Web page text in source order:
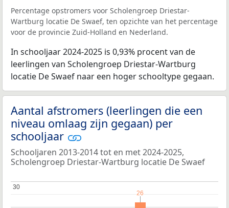
Percentage opstromers voor Scholengroep Driestar-
Wartburg locatie De Swaef, ten opzichte van het percentage
voor de provincie Zuid-Holland en Nederland.
In schooljaar 2024-2025 is 0,93% procent van de
leerlingen van Scholengroep Driestar-Wartburg
locatie De Swaef naar een hoger schooltype gegaan.
Aantal afstromers (leerlingen die een
niveau omlaag zijn gegaan) per
schooljaar
Schooljaren 2013-2014 tot en met 2024-2025,
Scholengroep Driestar-Wartburg locatie De Swaef
30
30
26
26